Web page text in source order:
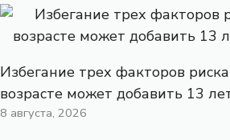
Избегание трех факторов
возрасте может добавить 13
8 августа, 2026